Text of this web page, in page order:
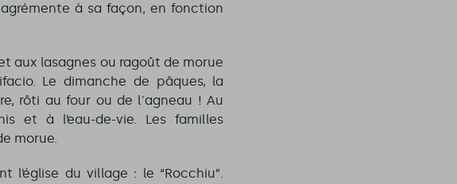
à sa façon, en fonction
aux lasagnes ou ragoût de morue
Le dimanche de pâques, la
rôti au four ou de l'agneau ! Au
et à l’eau-de-vie. Les familles
morue.
du village : le “Rocchiu”.